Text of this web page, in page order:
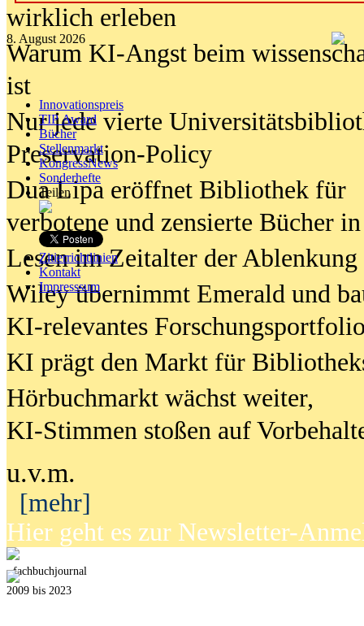
8. August 2026
Innovationspreis
TIP Award
Bücher
Stellenmarkt
KongressNews
Sonderhefte
Teilen
Zitierrichtlinien
Kontakt
Impresssum
wirklich erleben
Warum KI-Angst beim
ist
Nur jede vierte
Preservation-Policy
Dua Lipa eröffnet Bibliothek für
verbotene und zensierte Bücher
Lesen im Zeitalter der Ablenkung
Wiley übernimmt Emerald und
KI-relevantes
KI prägt den Markt für
Hörbuchmarkt wächst weiter,
KI-Stimmen stoßen auf
u.v.m.
[mehr]
Hier geht es zur Newsletter-
fachbuchjournal
2009 bis 2023